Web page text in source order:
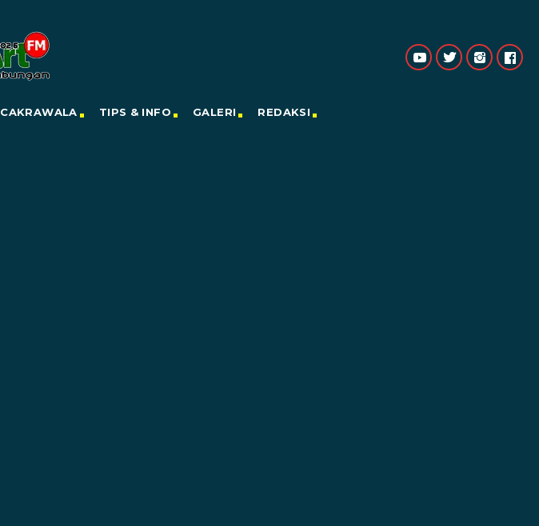
CAKRAWALA TIPS & INFO GALERI REDAKSI